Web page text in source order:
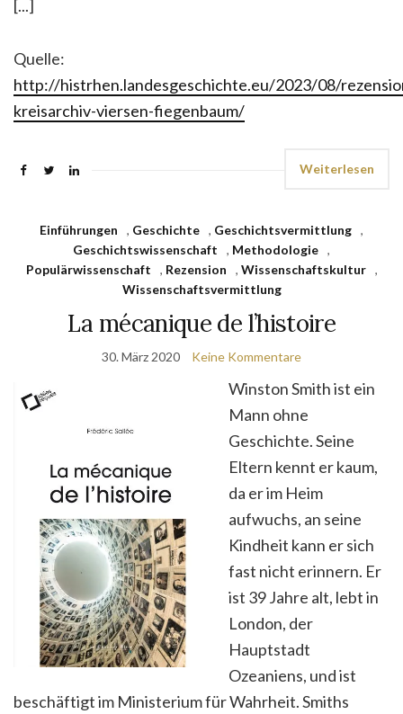
[...]
Quelle:
http://histrhen.landesgeschichte.eu/2023/08/
kreisarchiv-viersen-fiegenbaum/
Weiterlesen
Einführungen , Geschichte , Geschichtsvermittlung ,
Geschichtswissenschaft
, Methodologie ,
Populärwissenschaft
, Rezension , Wissenschaftskultur
,
Wissenschaftsvermittlung
La mécanique de l’histoire
30. März 2020 Keine Kommentare
Winston Smith ist ein
Mann ohne
Geschichte. Seine
Eltern kennt er kaum,
da er im Heim
aufwuchs, an seine
Kindheit kann er sich
fast nicht erinnern. Er
ist 39 Jahre alt, lebt in
London, der
Hauptstadt
Ozeaniens, und ist
beschäftigt im Ministerium für Wahrheit. Smiths